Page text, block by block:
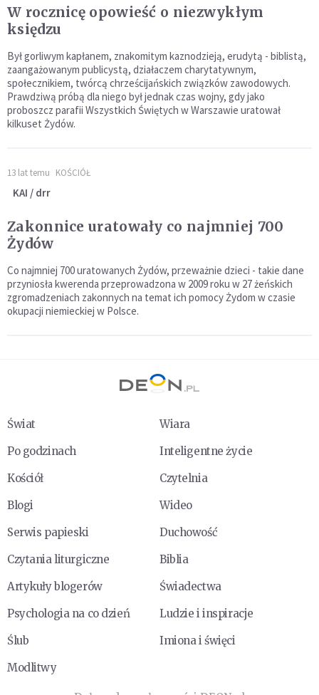
W rocznicę opowieść o niezwykłym
księdzu
Był gorliwym kapłanem, znakomitym kaznodzieją, erudytą - biblistą,
zaangażowanym publicystą, działaczem charytatywnym,
społecznikiem, twórcą chrześcijańskich związków zawodowych.
Prawdziwą próbą dla niego był jednak czas wojny, gdy jako
proboszcz parafii Wszystkich Świętych w Warszawie uratował
kilkuset Żydów.
13 lat temu KOŚCIÓŁ
KAI / drr
Zakonnice uratowały co najmniej 700
Żydów
Co najmniej 700 uratowanych Żydów, przeważnie dzieci - takie dane
przyniosła kwerenda przeprowadzona w 2009 roku w 27 żeńskich
zgromadzeniach zakonnych na temat ich pomocy Żydom w czasie
okupacji niemieckiej w Polsce.
Świat
Wiara
Po godzinach
Inteligentne życie
Kościół
Czytelnia
Blogi
Wideo
Serwis papieski
Duchowość
Czytania liturgiczne
Biblia
Artykuły blogerów
Świadectwa
Psychologia na co dzień
Ludzie i inspiracje
Ślub
Imiona i święci
Modlitwy